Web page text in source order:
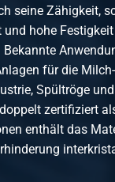
Type A 1.4307
0,37
seine Zähigkeit,
hohe
für die
Spültröge
zertifiziert
enthält das